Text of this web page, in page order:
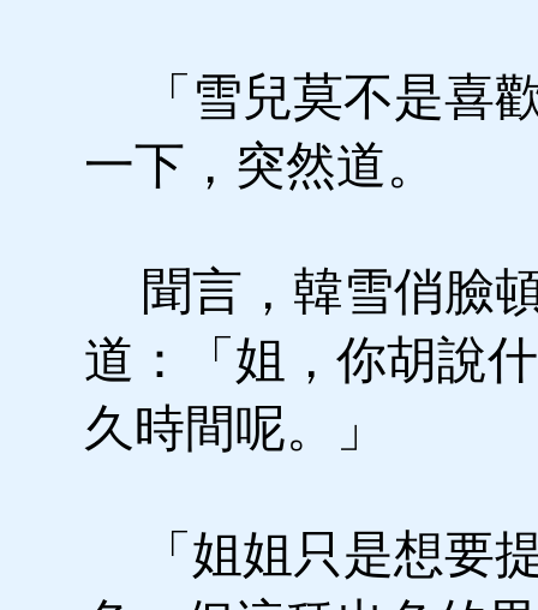
「雪兒莫不是喜
一下，突然道。
聞言，韓雪俏臉
道：「姐，你胡說
久時間呢。」
「姐姐只是想要